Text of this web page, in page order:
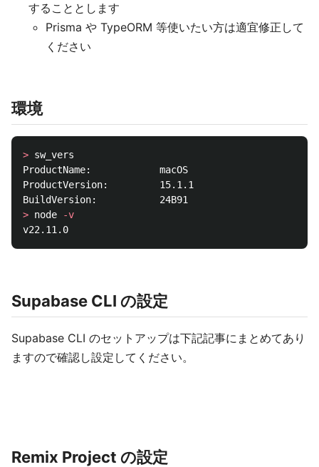
することとします
Prisma や TypeORM 等使いたい方は適宜修正して
ください
環境
> sw_vers
ProductName:            macOS
ProductVersion:         15.1.1
> node
-v
Supabase CLI の設定
Supabase CLI のセットアップは下記記事にまとめてあり
ますので確認し設定してください。
Remix Project の設定